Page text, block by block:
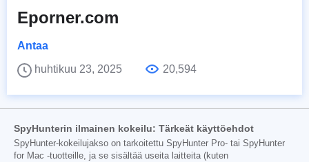
Eporner.com
Antaa
huhtikuu 23, 2025
20,594
SpyHunterin ilmainen kokeilu: Tärkeät käyttöehdot
SpyHunter-kokeilujakso on tarkoitettu SpyHunter Pro- tai SpyHunter
for Mac -tuotteille, ja se sisältää useita laitteita (kuten